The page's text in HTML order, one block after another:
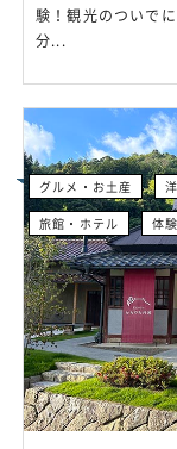
験！観光のついで
分...
グルメ・お土産
旅館・ホテル 体験